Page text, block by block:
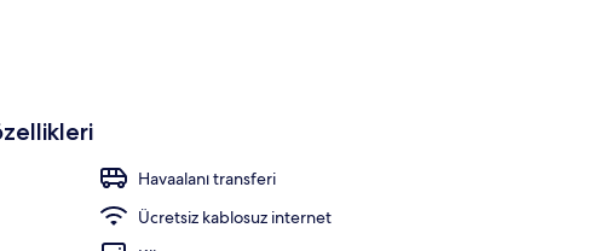
gün ücretsiz açık büfe kahvaltı
Havaalanı transferi
Ücretsiz kablosuz internet